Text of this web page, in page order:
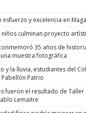
esfuerzo y excelencia en
culminan proyecto
35 años de
muestra fotográfica
y la lluvia, estudiantes del
Patrio
fueron el resultado de Taller
Lemaitre